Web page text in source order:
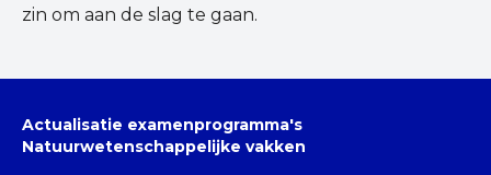
zin om aan de slag te gaan.
Actualisatie examenprogramma's
Natuurwetenschappelijke vakken